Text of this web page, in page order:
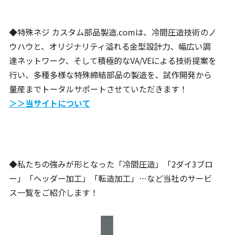
◆特殊ネジ カスタム部品製造.comは、冷間圧造技術のノ
ウハウと、オリジナリティ溢れる金型設計力、幅広い調
達ネットワーク、そして積極的なVA/VEによる技術提案を
行い、多種多様な特殊締結部品の製造を、試作開発から
量産までトータルサポートさせていただきます！
＞＞当サイトについて
◆私たちの強みが形となった「冷間圧造」「2ダイ3ブロ
ー」「ヘッダー加工」「転造加工」…など当社のサービ
ス一覧をご紹介します！